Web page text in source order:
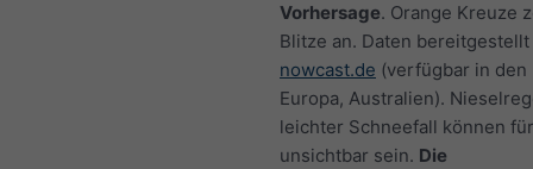
Vorhersage. Orange Kreuze
Blitze an. Daten
nowcast.de (verfügbar in den
Europa, Australien).
leichter Schneefall können
unsichtbar sein. Die